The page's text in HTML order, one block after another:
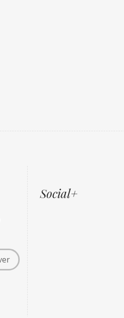
Social+